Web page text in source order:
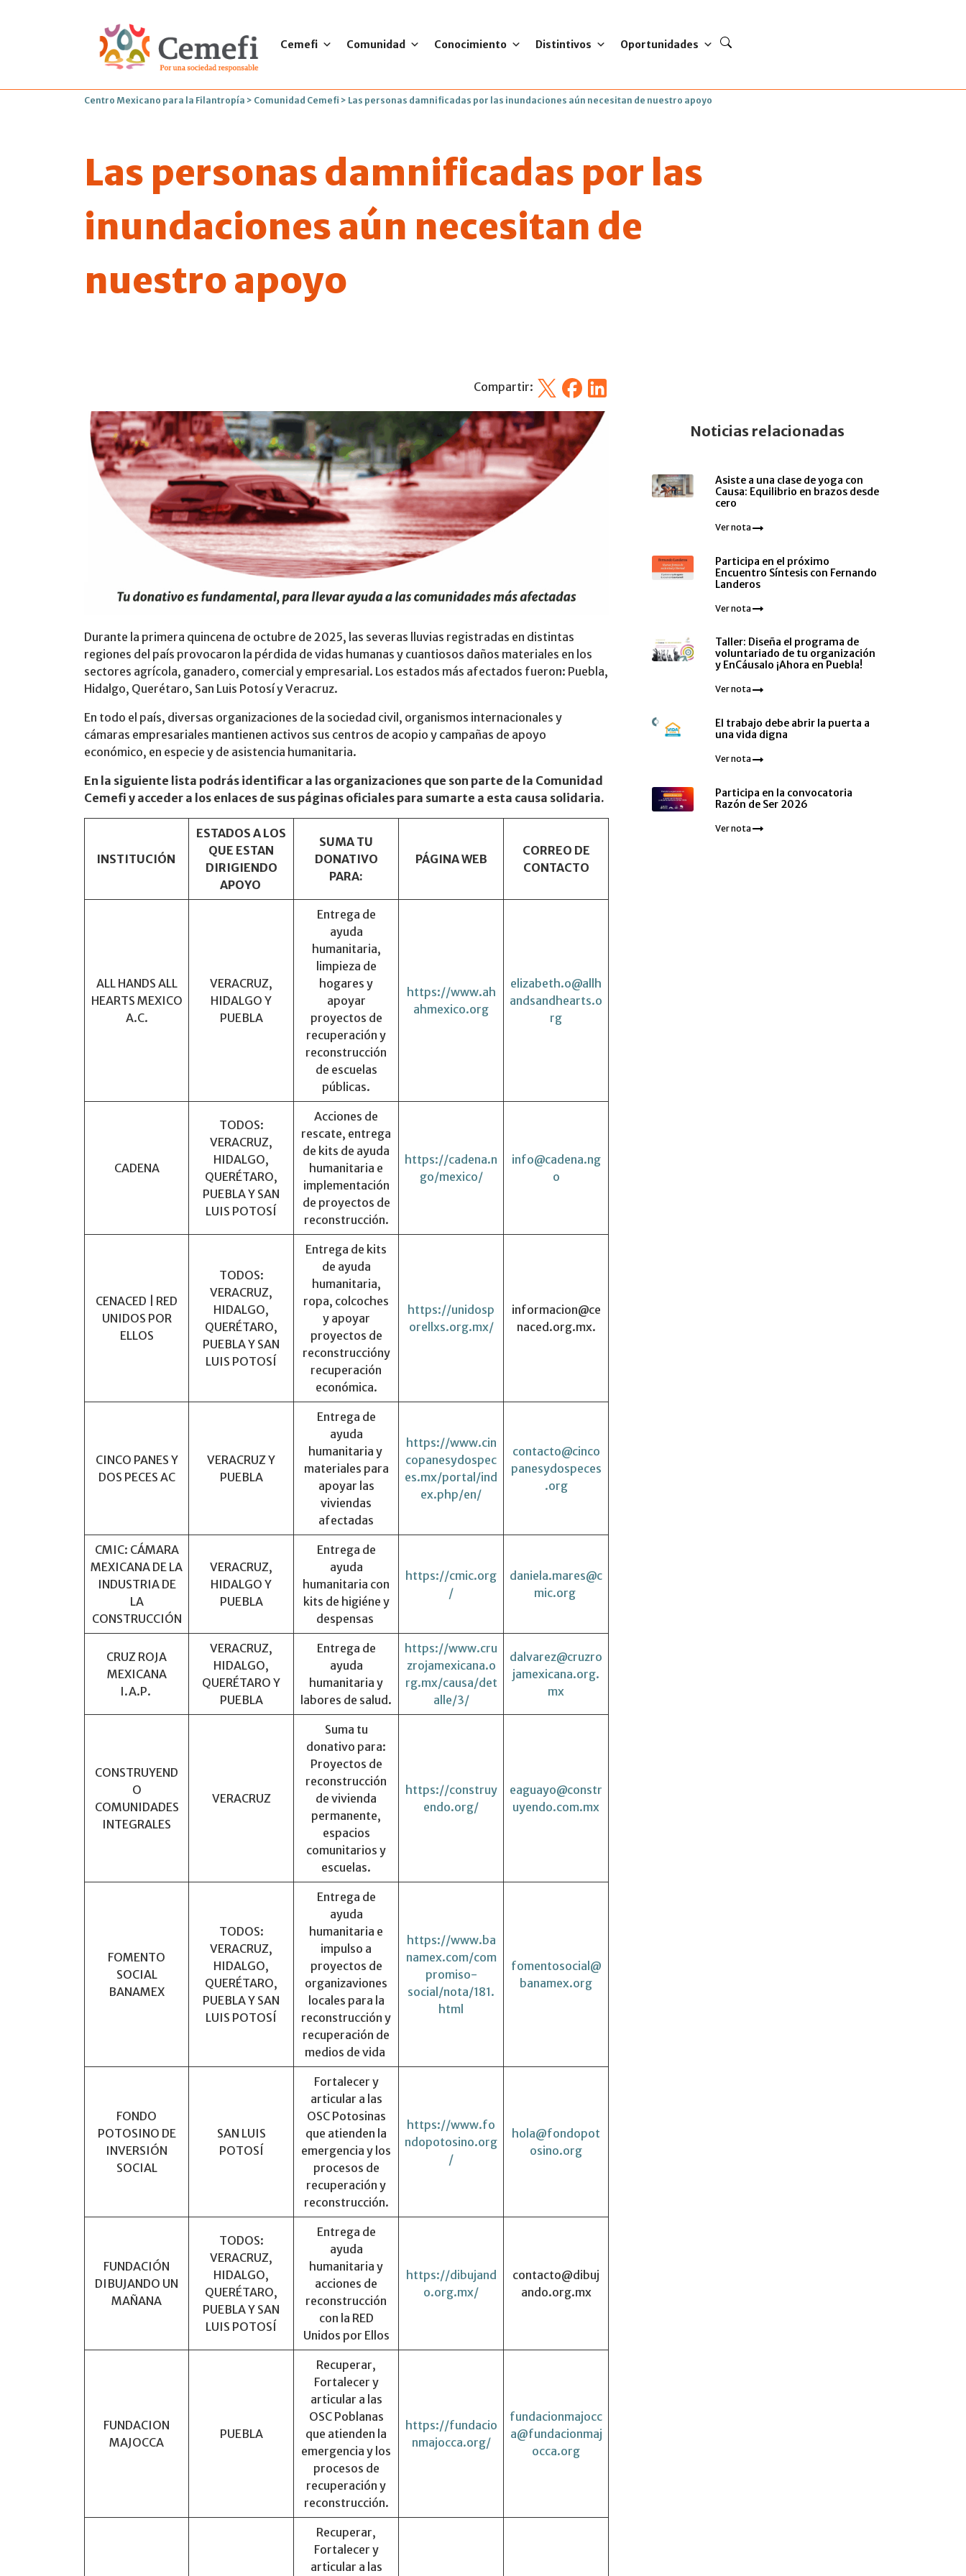
Cemefi Comunidad Conocimiento Distintivos Oportunidades
Centro Mexicano para la Filantropía > Comunidad Cemefi > Las personas damnificadas por las inundaciones aún necesitan de nuestro apoyo
Las personas damnificadas por las
inundaciones aún necesitan de
nuestro apoyo
Compartir: X FacebookLinkedin
Durante la primera quincena de octubre de 2025, las severas lluvias registradas en distintas
regiones del país provocaron la pérdida de vidas humanas y cuantiosos daños materiales en los
sectores agrícola, ganadero, comercial y empresarial. Los estados más afectados fueron: Puebla,
Hidalgo, Querétaro, San Luis Potosí y Veracruz.
En todo el país, diversas organizaciones de la sociedad civil, organismos internacionales y
cámaras empresariales mantienen activos sus centros de acopio y campañas de apoyo
económico, en especie y de asistencia humanitaria.
En la siguiente lista podrás identificar a las organizaciones que son parte de la Comunidad
Cemefi y acceder a los enlaces de sus páginas oficiales para sumarte a esta causa solidaria.
INSTITUCIÓN
ESTADOS A LOS
QUE ESTAN
DIRIGIENDO
APOYO
SUMA TU
DONATIVO
PARA:
PÁGINA WEB
CORREO DE
CONTACTO
ALL HANDS ALL
HEARTS MEXICO
A.C.
VERACRUZ,
HIDALGO Y
PUEBLA
Entrega de
ayuda
humanitaria,
limpieza de
hogares y
apoyar
proyectos de
recuperación y
reconstrucción
de escuelas
públicas.
https://www.ah
ahmexico.org
elizabeth.o@allh
andsandhearts.o
rg
CADENA
TODOS:
VERACRUZ,
HIDALGO,
QUERÉTARO,
PUEBLA Y SAN
LUIS POTOSÍ
Acciones de
rescate, entrega
de kits de ayuda
humanitaria e
implementación
de proyectos de
reconstrucción.
https://cadena.n
go/mexico/
info@cadena.ng
o
CENACED | RED
UNIDOS POR
ELLOS
TODOS:
VERACRUZ,
HIDALGO,
QUERÉTARO,
PUEBLA Y SAN
LUIS POTOSÍ
Entrega de kits
de ayuda
humanitaria,
ropa, colcoches
y apoyar
proyectos de
reconstruccióny
recuperación
económica.
https://unidosp
orellxs.org.mx/
informacion@ce
naced.org.mx.
CINCO PANES Y
DOS PECES AC
VERACRUZ Y
PUEBLA
Entrega de
ayuda
humanitaria y
materiales para
apoyar las
viviendas
afectadas
https://www.cin
copanesydospec
es.mx/portal/ind
ex.php/en/
contacto@cinco
panesydospeces
.org
CMIC: CÁMARA
MEXICANA DE LA
INDUSTRIA DE
LA
CONSTRUCCIÓN
VERACRUZ,
HIDALGO Y
PUEBLA
Entrega de
ayuda
humanitaria con
kits de higiéne y
despensas
https://cmic.org
/
daniela.mares@c
mic.org
CRUZ ROJA
MEXICANA
I.A.P.
VERACRUZ,
HIDALGO,
QUERÉTARO Y
PUEBLA
Entrega de
ayuda
humanitaria y
labores de salud.
https://www.cru
zrojamexicana.o
rg.mx/causa/det
alle/3/
dalvarez@cruzro
jamexicana.org.
mx
CONSTRUYEND
O
COMUNIDADES
INTEGRALES
VERACRUZ
Suma tu
donativo para:
Proyectos de
reconstrucción
de vivienda
permanente,
espacios
comunitarios y
escuelas.
https://construy
endo.org/
eaguayo@constr
uyendo.com.mx
FOMENTO
SOCIAL
BANAMEX
TODOS:
VERACRUZ,
HIDALGO,
QUERÉTARO,
PUEBLA Y SAN
LUIS POTOSÍ
Entrega de
ayuda
humanitaria e
impulso a
proyectos de
organizaviones
locales para la
reconstrucción y
recuperación de
medios de vida
https://www.ba
namex.com/com
promiso-
social/nota/181.
html
fomentosocial@
banamex.org
FONDO
POTOSINO DE
INVERSIÓN
SOCIAL
SAN LUIS
POTOSÍ
Fortalecer y
articular a las
OSC Potosinas
que atienden la
emergencia y los
procesos de
recuperación y
reconstrucción.
https://www.fo
ndopotosino.org
/
hola@fondopot
osino.org
FUNDACIÓN
DIBUJANDO UN
MAÑANA
TODOS:
VERACRUZ,
HIDALGO,
QUERÉTARO,
PUEBLA Y SAN
LUIS POTOSÍ
Entrega de
ayuda
humanitaria y
acciones de
reconstrucción
con la RED
Unidos por Ellos
https://dibujand
o.org.mx/
contacto@dibuj
ando.org.mx
FUNDACION
MAJOCCA
PUEBLA
Recuperar,
Fortalecer y
articular a las
OSC Poblanas
que atienden la
emergencia y los
procesos de
recuperación y
reconstrucción.
https://fundacio
nmajocca.org/
fundacionmajocc
a@fundacionmaj
occa.org
Recuperar,
Fortalecer y
articular a las
Noticias relacionadas
Asiste a una clase de yoga con
Causa: Equilibrio en brazos desde
cero
Ver nota
Participa en el próximo
Encuentro Síntesis con Fernando
Landeros
Ver nota
Taller: Diseña el programa de
voluntariado de tu organización
y EnCáusalo ¡Ahora en Puebla!
Ver nota
El trabajo debe abrir la puerta a
una vida digna
Ver nota
Participa en la convocatoria
Razón de Ser 2026
Ver nota